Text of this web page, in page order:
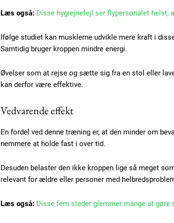
Gratis / forever
Etiam est nibh, lobortis sit
Ut mollis pellentesque tortor
Donec quis est ac felis
Orci varius natoque dolor
Læs også: Disse hygiejnefejl ser flypersonalet helst,
Ifølge studiet kan musklerne udvikle mere kraft i
Samtidig bruger kroppen mindre energi.
Øvelser som at rejse og sætte sig fra en stol eller
kan derfor være effektive.
Vedvarende effekt
En fordel ved denne træning er, at den minder om
nemmere at holde fast i over tid.
Desuden belaster den ikke kroppen lige så meget
relevant for ældre eller personer med
Læs også: Disse fem steder glemmer mange at gøre